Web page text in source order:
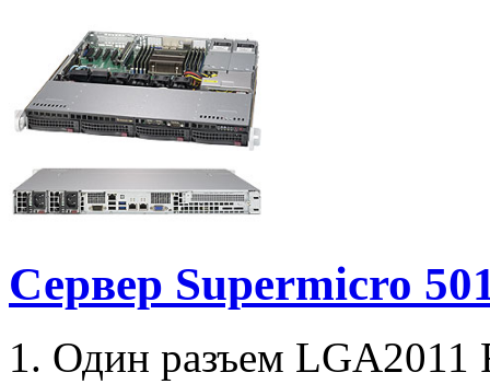
Сервер Supermicro
1. Один разъем LGA2011